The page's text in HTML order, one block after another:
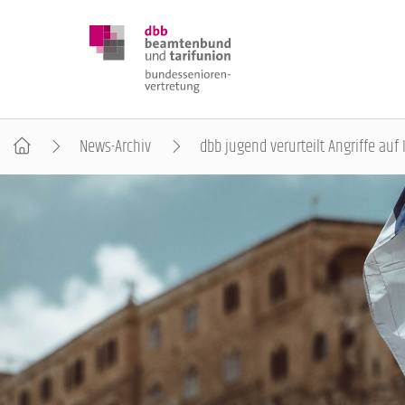
DBB SENIOREN
POSITIONEN
VERANSTALTUNGEN
PUBLIKATIONEN
News-Archiv dbb jugend verurteilt Angriffe auf